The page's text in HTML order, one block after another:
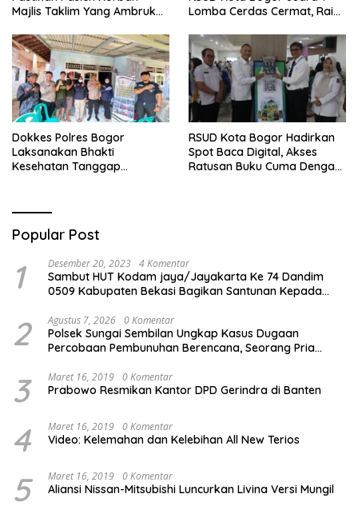
Majlis Taklim Yang Ambruk
Perawatan Maksimal
Lomba Cerdas Cermat, Raih
Se-Bogor
Dokkes Polres Bogor
Laksanakan Bhakti
Kesehatan Tanggap
RSUD Kota Bogor Hadirkan
Spot Baca Digital, Akses
Ratusan Buku Cuma Dengan
Popular Post
1 Desember 20, 2023 4 Komentar
Sambut HUT Kodam jaya/Jayakarta Ke 74 Dandim
0509 Kabupaten Bekasi Bagikan Santunan Kepada
2 Agustus 7, 2026 0 Komentar
Polsek Sungai Sembilan Ungkap Kasus Dugaan
Percobaan Pembunuhan Berencana, Seorang Pria
3 Maret 16, 2019 0 Komentar
Prabowo Resmikan Kantor DPD Gerindra di Banten
4 Maret 16, 2019 0 Komentar
Video: Kelemahan dan Kelebihan All New Terios
5 Maret 16, 2019 0 Komentar
Aliansi Nissan-Mitsubishi Luncurkan Livina Versi Mungil